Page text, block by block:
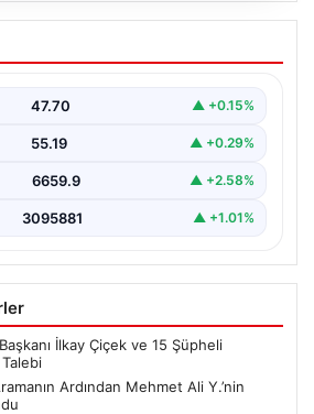
Aramanın Ardından
Cansız Bedeni
ilçesinde, dört gün boyunca
47.70 ▲ +0.15%
55.19 ▲ +0.29%
6659.9 ▲ +2.58%
3095881 ▲ +1.01%
İlkay Çiçek ve 15 Şüpheli
Ardından Mehmet Ali Y.’nin